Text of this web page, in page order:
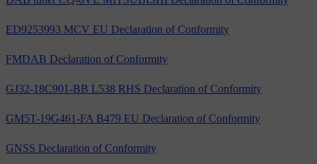
ED9253993 MCV EU Declaration of Conformity
FMDAB Declaration of Conformity
GJ32-18C901-BB L538 RHS Declaration of Conformity
GM5T-19G461-FA B479 EU Declaration of Conformity
GNSS Declaration of Conformity